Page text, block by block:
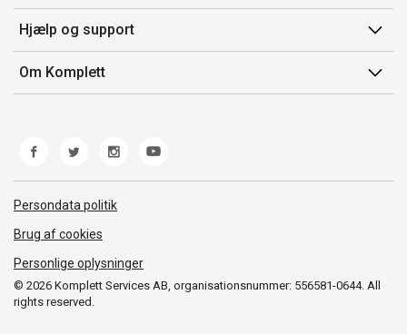
Ordrehistorik
Gavekort
Salgsbetingelser
Mærker/producent
Fortrydelsesret
Hjælp og support
Kontakt os
Kundeservice
Fejl/Mangler
Fragt og levering
Om Komplett
© 2026 Komplett Services AB, organisationsnummer: 556581-0644. All
rights reserved.
Persondata politik
Brug af cookies
Personlige oplysninger